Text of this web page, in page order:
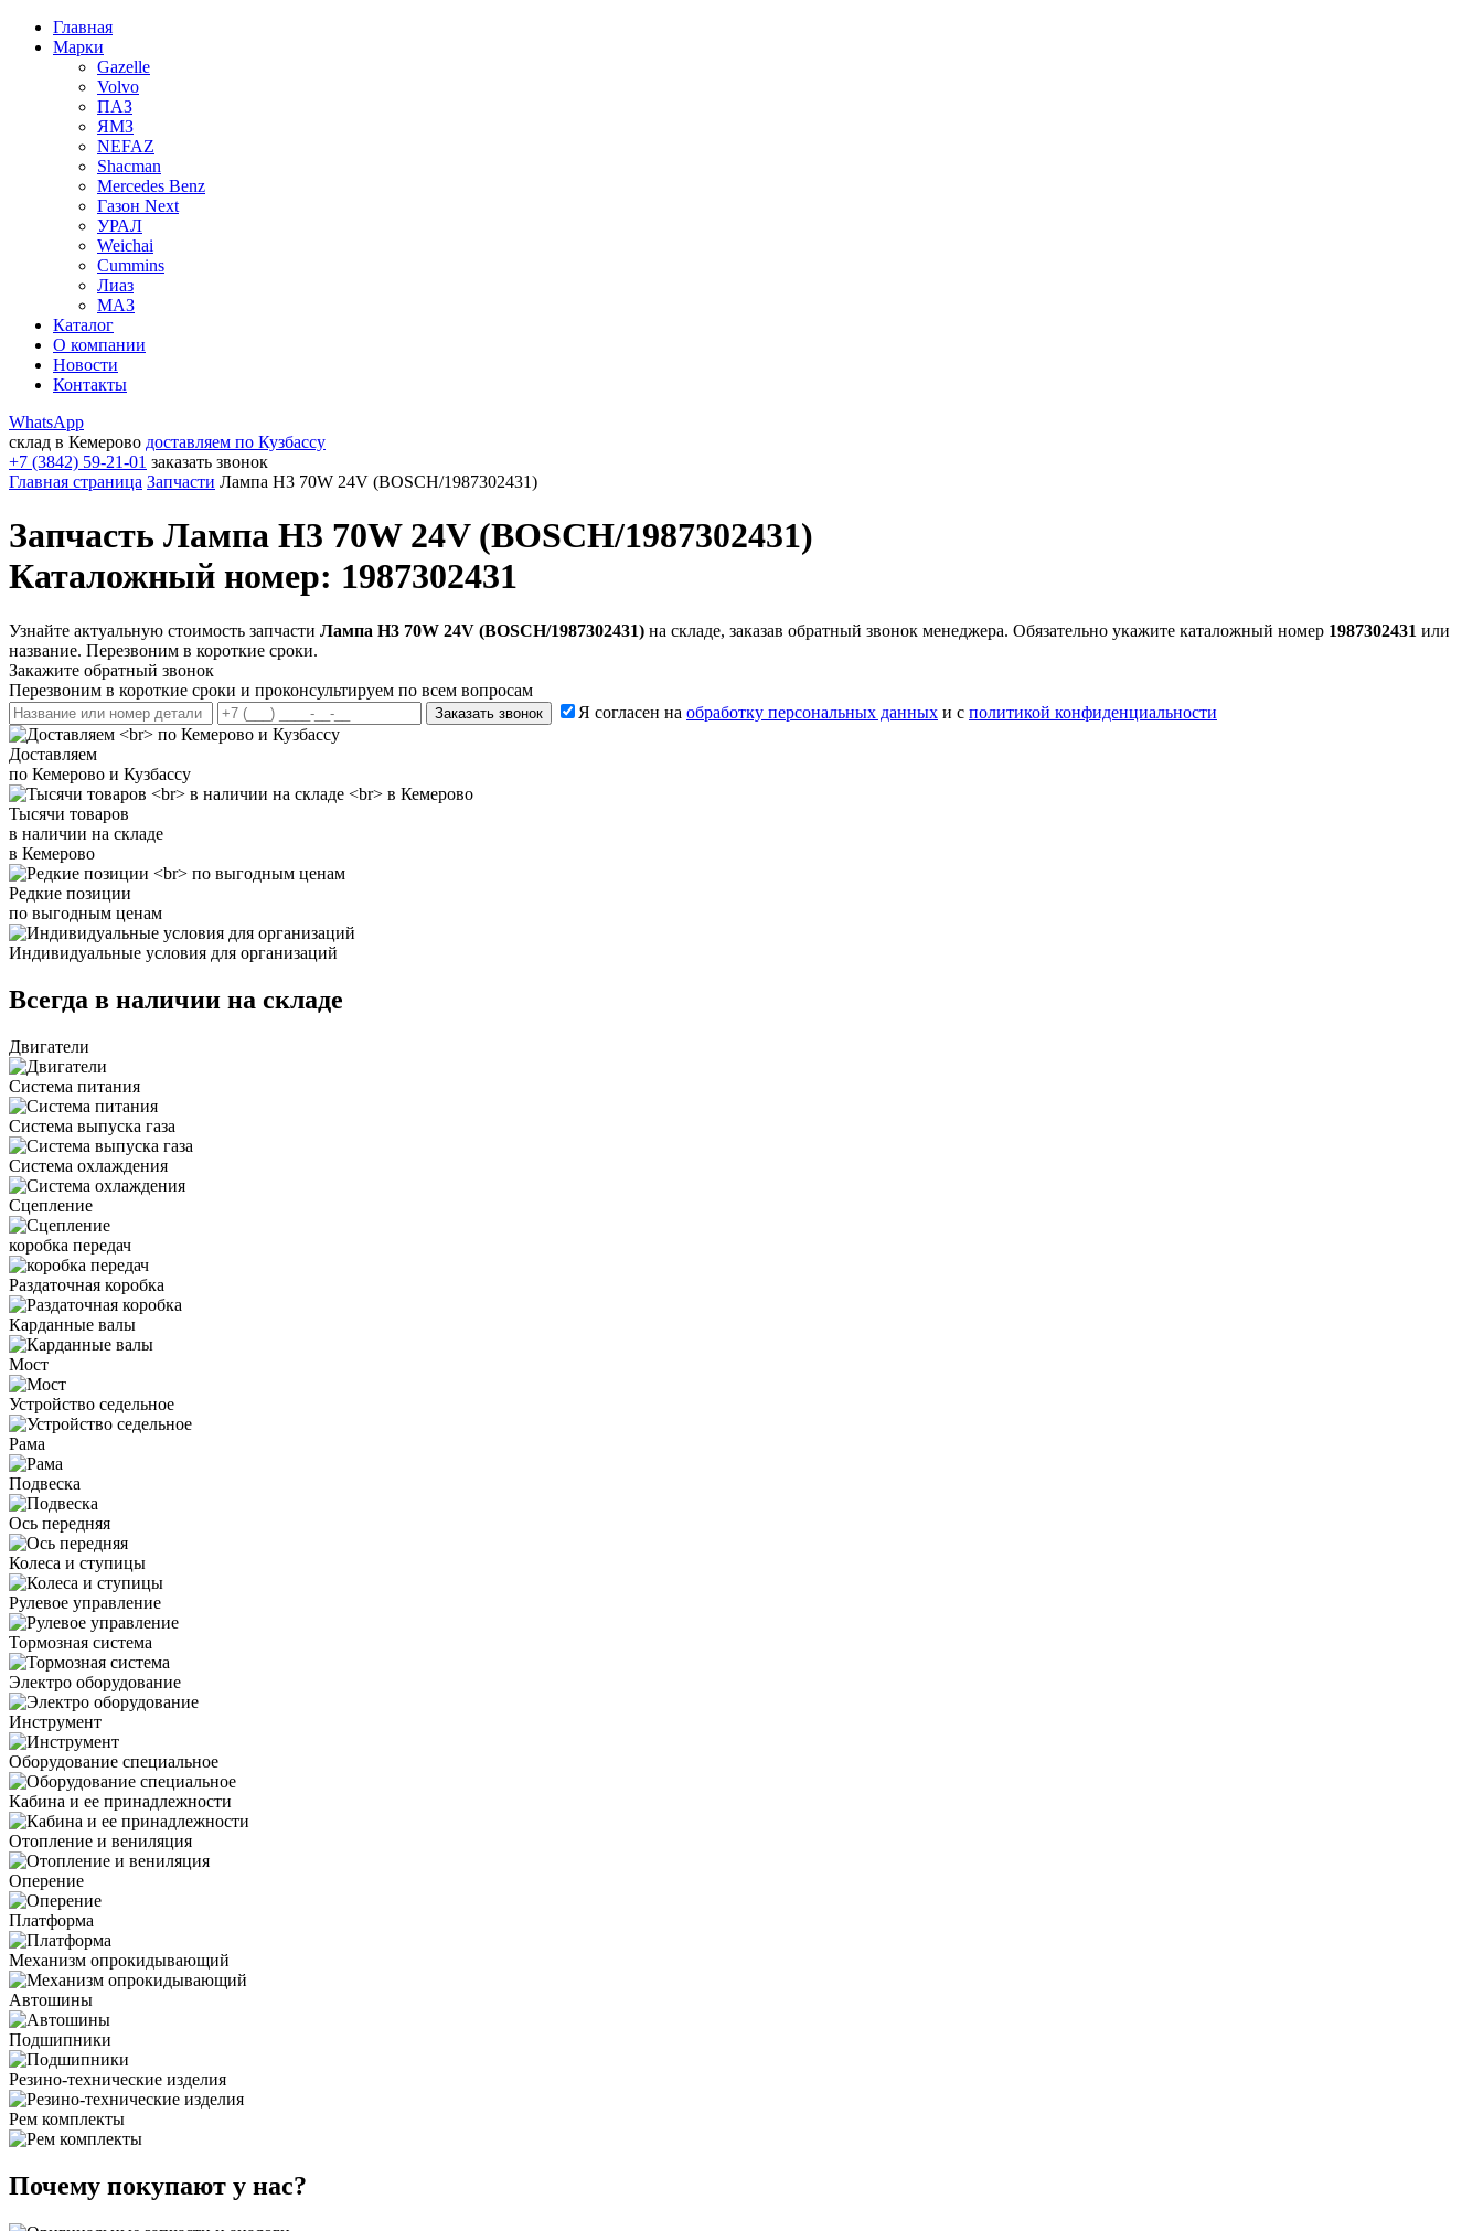
Главная
Марки
Gazelle
Volvo
ПАЗ
ЯМЗ
NEFAZ
Shacman
Mercedes Benz
Газон Next
УРАЛ
Weichai
Cummins
Лиаз
МАЗ
Каталог
О компании
Новости
Контакты
WhatsApp
склад в Кемерово доставляем по Кузбассу
+7 (3842) 59-21-01 заказать звонок
Главная страница Запчасти Лампа Н3 70W 24V (BOSCH/1987302431)
Запчасть Лампа Н3 70W 24V (BOSCH/1987302431)
Каталожный номер: 1987302431
Узнайте актуальную стоимость запчасти Лампа Н3 70W 24V (BOSCH/1987302431) на складе, заказав обратный звонок менеджера. Обязательно укажите каталожный номер 1987302431 или
название. Перезвоним в короткие сроки.
Закажите обратный звонок
Перезвоним в короткие сроки и проконсультируем по всем вопросам
Заказать звонок Я согласен на обработку персональных данных и с политикой конфиденциальности
Доставляем
по Кемерово и Кузбассу
Тысячи товаров
в наличии на складе
в Кемерово
Редкие позиции
по выгодным ценам
Индивидуальные условия для организаций
Всегда в наличии на складе
Двигатели
Система питания
Система выпуска газа
Система охлаждения
Сцепление
коробка передач
Раздаточная коробка
Карданные валы
Мост
Устройство седельное
Рама
Подвеска
Ось передняя
Колеса и ступицы
Рулевое управление
Тормозная система
Электро оборудование
Инструмент
Оборудование специальное
Кабина и ее принадлежности
Отопление и вениляция
Оперение
Платформа
Механизм опрокидывающий
Автошины
Подшипники
Резино-технические изделия
Рем комплекты
Почему покупают у нас?